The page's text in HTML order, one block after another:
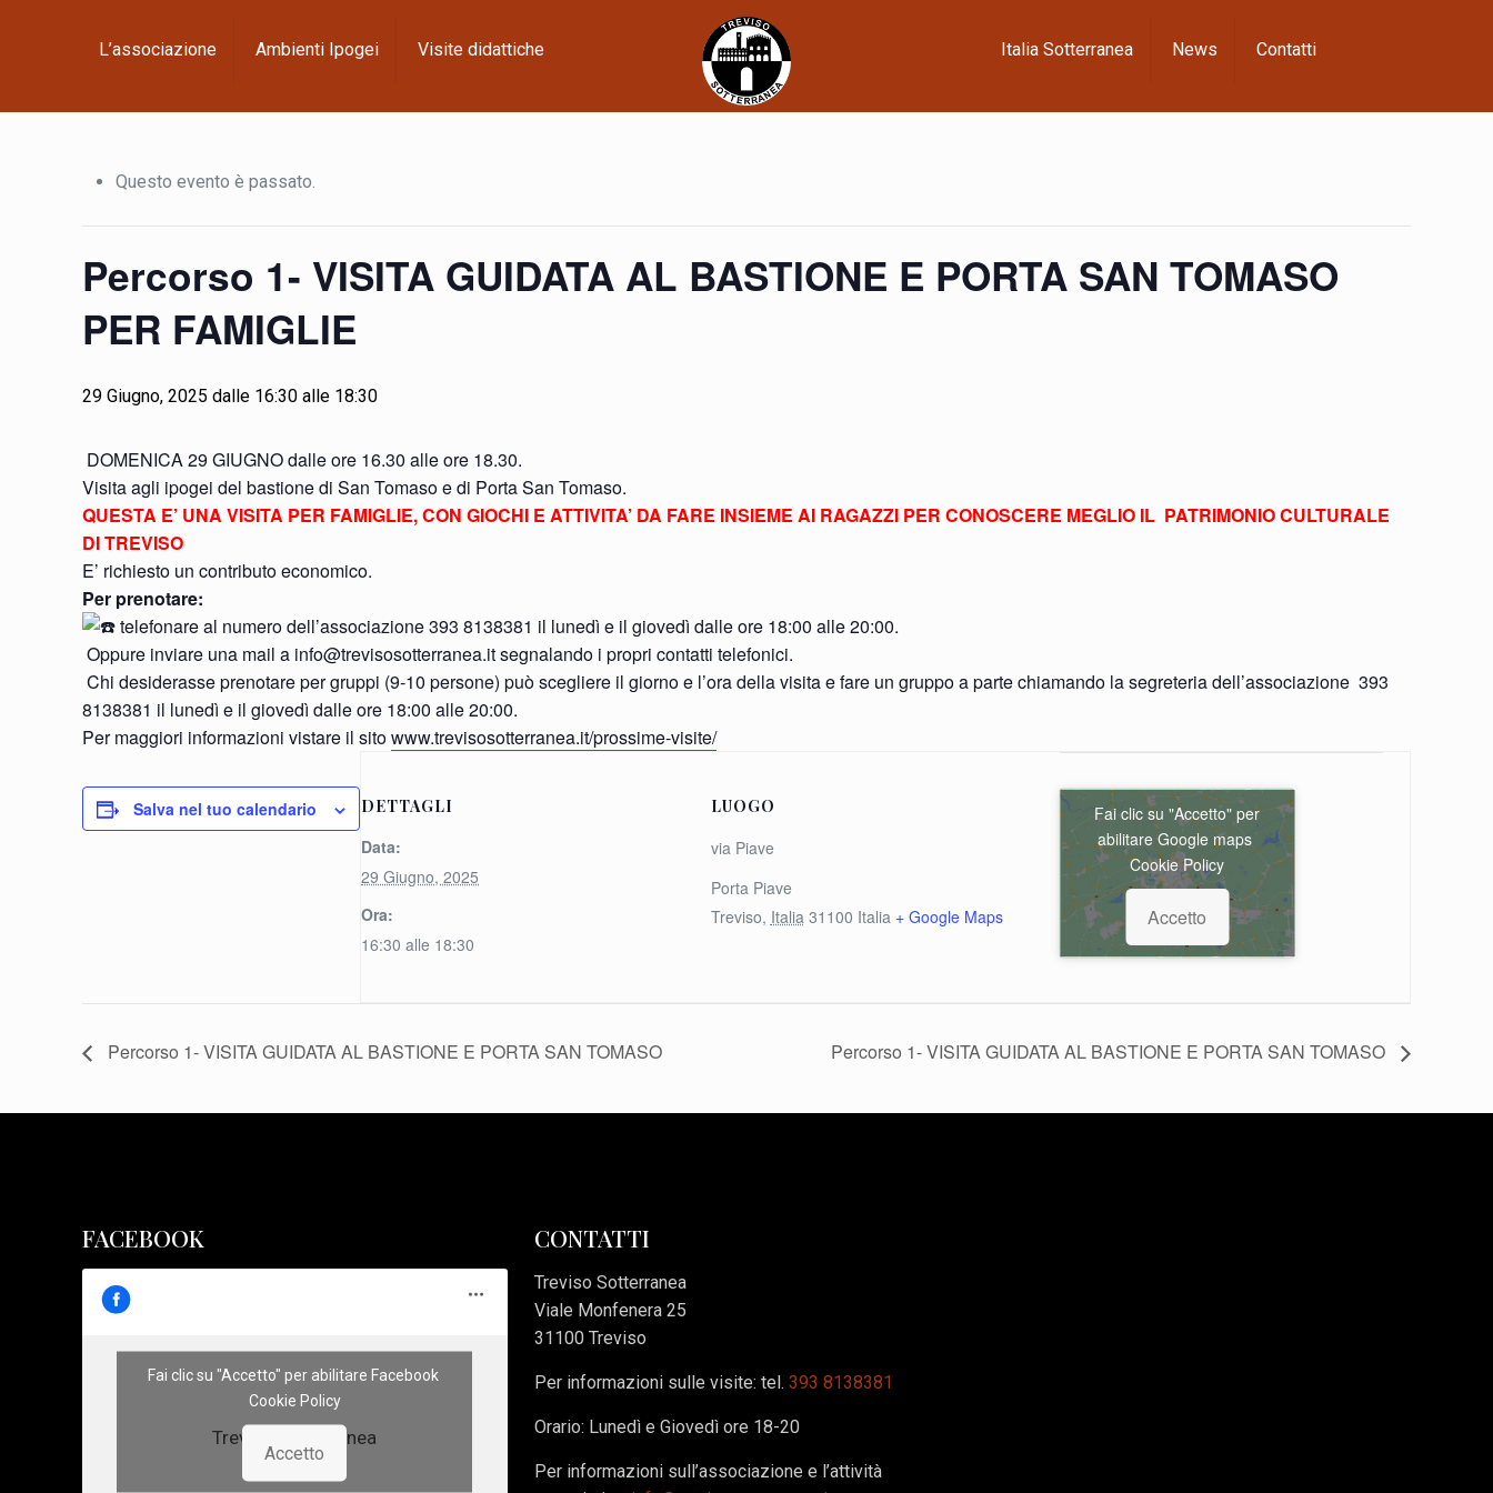
L’associazione Ambienti Ipogei Visite didattiche Italia Sotterranea News Contatti
Questo evento è passato.
Percorso 1- VISITA GUIDATA AL BASTIONE E PORTA SAN TOMASO
PER FAMIGLIE
29 Giugno, 2025 dalle 16:30 alle 18:30
DOMENICA 29 GIUGNO dalle ore 16.30 alle ore 18.30.
Visita agli ipogei del bastione di San Tomaso e di Porta San Tomaso.
QUESTA E’ UNA VISITA PER FAMIGLIE, CON GIOCHI E ATTIVITA’ DA FARE INSIEME AI RAGAZZI PER CONOSCERE MEGLIO IL PATRIMONIO CULTURALE
DI TREVISO
E’ richiesto un contributo economico.
Per prenotare:
telefonare al numero dell’associazione 393 8138381 il lunedì e il giovedì dalle ore 18:00 alle 20:00.
Oppure inviare una mail a info@trevisosotterranea.it segnalando i propri contatti telefonici.
Chi desiderasse prenotare per gruppi (9-10 persone) può scegliere il giorno e l’ora della visita e fare un gruppo a parte chiamando la segreteria dell’associazione 393
8138381 il lunedì e il giovedì dalle ore 18:00 alle 20:00.
Per maggiori informazioni vistare il sitowww.trevisosotterranea.it/prossime-visite/
Salva nel tuo calendario DETTAGLI
Data:
29 Giugno, 2025
Ora:
16:30 alle 18:30
LUOGO
via Piave
Porta Piave
Treviso, Italia 31100 Italia + Google Maps
Fai clic su "Accetto" per
abilitare Google maps
Cookie Policy
Accetto
Percorso 1- VISITA GUIDATA AL BASTIONE E PORTA SAN TOMASO Percorso 1- VISITA GUIDATA AL BASTIONE E PORTA SAN TOMASO
FACEBOOK
Treviso Sotterranea
Fai clic su "Accetto" per abilitare Facebook
Cookie Policy
Accetto
CONTATTI
Treviso Sotterranea
Viale Monfenera 25
31100 Treviso
Per informazioni sulle visite: tel. 393 8138381
Orario: Lunedì e Giovedì ore 18-20
Per informazioni sull’associazione e l’attività